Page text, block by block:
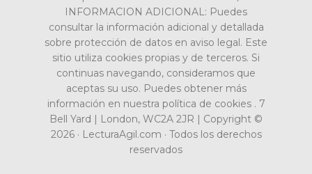
INFORMACION ADICIONAL: Puedes
consultar la información adicional y detallada
sobre protección de datos en aviso legal. Este
sitio utiliza cookies propias y de terceros. Si
continuas navegando, consideramos que
aceptas su uso. Puedes obtener más
información en nuestra política de cookies . 7
Bell Yard | London, WC2A 2JR | Copyright ©
2026 · LecturaAgil.com · Todos los derechos
reservados